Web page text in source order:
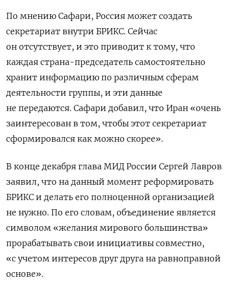
По мнению Сафари, Россия может создать
секретариат внутри БРИКС. Сейчас
он отсутствует, и это приводит к тому, что
каждая страна-председатель самостоятельно
хранит информацию по различным сферам
деятельности группы, и эти данные
не передаются. Сафари добавил, что Иран «очень
заинтересован в том, чтобы этот секретариат
сформировался как можно скорее».
В конце декабря глава МИД России Сергей Лавров
заявил, что на данный момент реформировать
БРИКС и делать его полноценной организацией
не нужно. По его словам, объединение является
символом «желания мирового большинства»
прорабатывать свои инициативы совместно,
«с учетом интересов друг друга на равноправной
основе».